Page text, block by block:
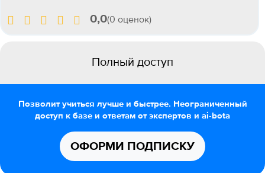
0,0(0 оценок)
Полный доступ
Позволит учиться лучше и быстрее. Неограниченный
доступ к базе и ответам от экспертов и ai-bota
ОФОРМИ ПОДПИСКУ